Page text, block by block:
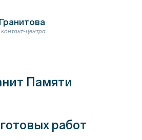
центра
Памяти
работ